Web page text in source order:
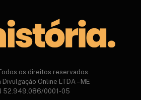
os direitos reservados
Online LTDA – ME
52.949.086/0001-05